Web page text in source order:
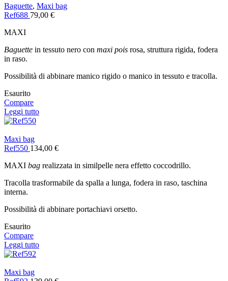
Baguette, Maxi bag
Ref688 79,00 €
MAXI
Baguette in tessuto nero con maxi pois rosa, struttura rigida, fodera
in raso.
Possibilità di abbinare manico rigido o manico in tessuto e tracolla.
Esaurito
Compare
Leggi tutto
Maxi bag
Ref550 134,00 €
MAXI bag realizzata in similpelle nera effetto coccodrillo.
Tracolla trasformabile da spalla a lunga, fodera in raso, taschina
interna.
Possibilità di abbinare portachiavi orsetto.
Esaurito
Compare
Leggi tutto
Maxi bag